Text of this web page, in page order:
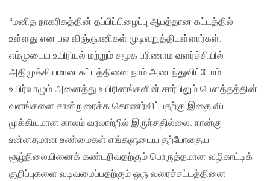
“மனித நாகரிகத்தின் தப்பிப்பிழைப்பு ஆபத்தான கட்டத்தில்
உள்ளது என பல விஞ்ஞானிகள் முடிவுறுத்தியுள்ளார்கள்.
எம்முடைய உயிரியல் மற்றும் சமூக பரிணாம வளர்ச்சியில்
அதிமுக்கியமான கட்டத்தினை நாம் அடைந்துவிட்டோம்.
உயிர்வாழும் அனைத்து உயிரினங்களின் சார்பிலும் பௌத்தத்தின்
வளங்களை சான்றுரைக்க கொணர்விப்பதற்கு இதை விட
முக்கியமான காலம் வரலாற்றில் இருந்ததில்லை. நான்கு
உன்னதமான உண்மைகள் எங்களுடைய தற்போதைய
சூழ்நிலையினைக் கண்டறிவதற்கும் பொருத்தமான வழிகாட்டிக்
குறிப்புகளை வடிவமைப்பதற்கும் ஒரு வரைச்சட்டத்தினை